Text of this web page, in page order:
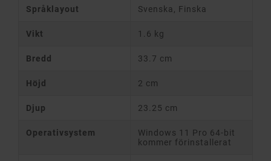
Språklayout Svenska, Finska
Vikt 1.6 kg
Bredd 33.7 cm
Höjd 2 cm
Djup 23.25 cm
Operativsystem
Windows 11 Pro 64-bit
kommer förinstallerat